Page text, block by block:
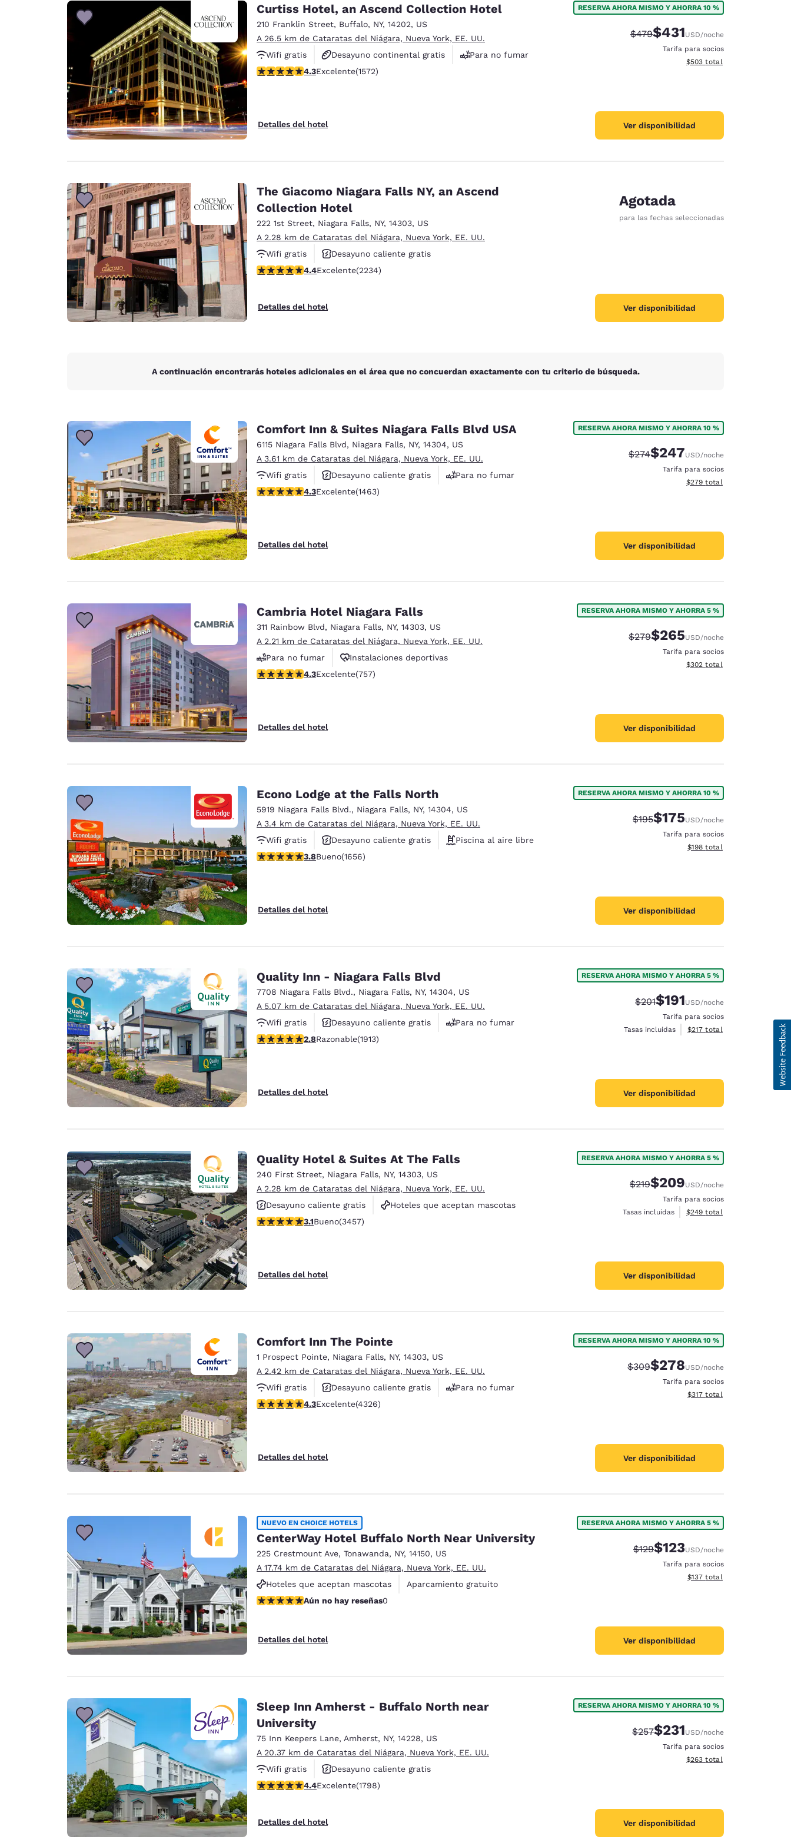
Español English
Deutschland
Deutsch
Germany
English
España
Ireland
Asia-Pacífico
Australia
English
India
English
Curtiss Hotel, an Ascend Collection Hotel
210 Franklin Street, Buffalo, NY, 14202, US
A 26.5 km de Cataratas del Niágara, Nueva York, EE. UU.
Wifi gratis
Desayuno continental gratis
Para no fumar
Calificación de 4.32 estrellas. Excelente. 1572 reseñas
4.3Excelente(1572)
Detalles del hotel
RESERVA AHORA MISMO Y AHORRA 10 %
Tarifa tachada:
$479Tarifa reducida:
$431USD/noche
Tarifa para socios
Ver detalles totales
$503 total
Ver disponibilidad
The Giacomo Niagara Falls NY, an Ascend
Collection Hotel
222 1st Street, Niagara Falls, NY, 14303, US
A 2.28 km de Cataratas del Niágara, Nueva York, EE. UU.
Wifi gratis
Desayuno caliente gratis
Hoteles que aceptan mascotas
Calificación de 4.37 estrellas. Excelente. 2234 reseñas
4.4Excelente(2234)
Detalles del hotel
Agotada
para las fechas seleccionadas
Ver disponibilidad
A continuación encontrarás hoteles adicionales en el área que no concuerdan exactamente con tu criterio de búsqueda.
Comfort Inn & Suites Niagara Falls Blvd USA
6115 Niagara Falls Blvd, Niagara Falls, NY, 14304, US
A 3.61 km de Cataratas del Niágara, Nueva York, EE. UU.
Wifi gratis
Desayuno caliente gratis
Para no fumar
Calificación de 4.35 estrellas. Excelente. 1463 reseñas
4.3Excelente(1463)
Detalles del hotel
RESERVA AHORA MISMO Y AHORRA 10 %
Tarifa tachada:
$274Tarifa reducida:
$247USD/noche
Tarifa para socios
Ver detalles totales
$279 total
Ver disponibilidad
Cambria Hotel Niagara Falls
311 Rainbow Blvd, Niagara Falls, NY, 14303, US
A 2.21 km de Cataratas del Niágara, Nueva York, EE. UU.
Para no fumar
Instalaciones deportivas
Sala de reuniones
Calificación de 4.26 estrellas. Excelente. 757 reseñas
4.3Excelente(757)
Detalles del hotel
RESERVA AHORA MISMO Y AHORRA 5 %
Tarifa tachada:
$279Tarifa reducida:
$265USD/noche
Tarifa para socios
Ver detalles totales
$302 total
Ver disponibilidad
Econo Lodge at the Falls North
5919 Niagara Falls Blvd., Niagara Falls, NY, 14304, US
A 3.4 km de Cataratas del Niágara, Nueva York, EE. UU.
Wifi gratis
Desayuno caliente gratis
Piscina al aire libre
Calificación de 3.77 estrellas. Bueno. 1656 reseñas
3.8Bueno(1656)
Detalles del hotel
RESERVA AHORA MISMO Y AHORRA 10 %
Tarifa tachada:
$195Tarifa reducida:
$175USD/noche
Tarifa para socios
Ver detalles totales
$198 total
Ver disponibilidad
Quality Inn - Niagara Falls Blvd
7708 Niagara Falls Blvd., Niagara Falls, NY, 14304, US
A 5.07 km de Cataratas del Niágara, Nueva York, EE. UU.
Wifi gratis
Desayuno caliente gratis
Para no fumar
Calificación de 2.79 estrellas. Razonable. 1913 reseñas
2.8Razonable(1913)
Detalles del hotel
RESERVA AHORA MISMO Y AHORRA 5 %
Tarifa tachada:
$201Tarifa reducida:
$191USD/noche
Tarifa para socios
Tasas incluidas
Ver detalles totales
$217 total
Ver disponibilidad
Quality Hotel & Suites At The Falls
240 First Street, Niagara Falls, NY, 14303, US
A 2.28 km de Cataratas del Niágara, Nueva York, EE. UU.
Desayuno caliente gratis
Hoteles que aceptan mascotas
Para no fumar
Calificación de 3.14 estrellas. Bueno. 3457 reseñas
3.1Bueno(3457)
Detalles del hotel
RESERVA AHORA MISMO Y AHORRA 5 %
Tarifa tachada:
$219Tarifa reducida:
$209USD/noche
Tarifa para socios
Tasas incluidas
Ver detalles totales
$249 total
Ver disponibilidad
Comfort Inn The Pointe
1 Prospect Pointe, Niagara Falls, NY, 14303, US
A 2.42 km de Cataratas del Niágara, Nueva York, EE. UU.
Wifi gratis
Desayuno caliente gratis
Para no fumar
Calificación de 4.3 estrellas. Excelente. 4326 reseñas
4.3Excelente(4326)
Detalles del hotel
RESERVA AHORA MISMO Y AHORRA 10 %
Tarifa tachada:
$309Tarifa reducida:
$278USD/noche
Tarifa para socios
Ver detalles totales
$317 total
Ver disponibilidad
NUEVO EN CHOICE HOTELS
CenterWay Hotel Buffalo North Near University
225 Crestmount Ave, Tonawanda, NY, 14150, US
A 17.74 km de Cataratas del Niágara, Nueva York, EE. UU.
Hoteles que aceptan mascotas
Aparcamiento gratuito
Aún no hay reseñasAún no hay reseñas0
Detalles del hotel
RESERVA AHORA MISMO Y AHORRA 5 %
Tarifa tachada:
$129Tarifa reducida:
$123USD/noche
Tarifa para socios
Ver detalles totales
$137 total
Ver disponibilidad
Sleep Inn Amherst - Buffalo North near
University
75 Inn Keepers Lane, Amherst, NY, 14228, US
A 20.37 km de Cataratas del Niágara, Nueva York, EE. UU.
Wifi gratis
Desayuno caliente gratis
Hoteles que aceptan mascotas
Calificación de 4.38 estrellas. Excelente. 1798 reseñas
4.4Excelente(1798)
Detalles del hotel
RESERVA AHORA MISMO Y AHORRA 10 %
Tarifa tachada:
$257Tarifa reducida:
$231USD/noche
Tarifa para socios
Ver detalles totales
$263 total
Ver disponibilidad